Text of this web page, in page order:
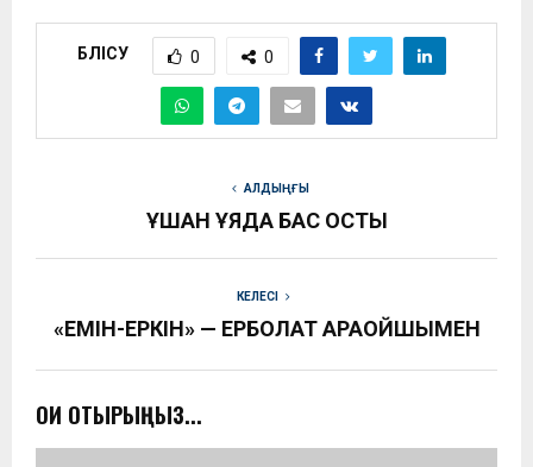
БӨЛІСУ 0 0
АЛДЫҢҒЫ
ҰШҚАН ҰЯДА БАС ҚОСТЫ
КЕЛЕСІ
«ЕМІН-ЕРКІН» — ЕРБОЛАТ ҚАРАҚОЙШЫМЕН
ОҚИ ОТЫРЫҢЫЗ...